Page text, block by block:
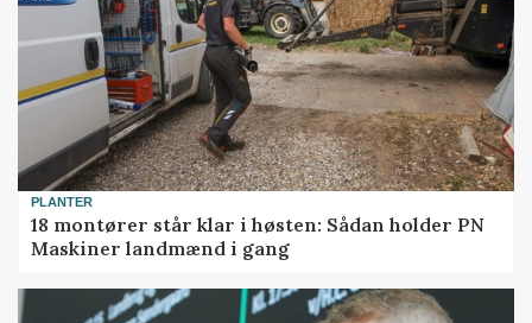
PLANTER
18 montører står klar i høsten: Sådan holder PN
Maskiner landmænd i gang